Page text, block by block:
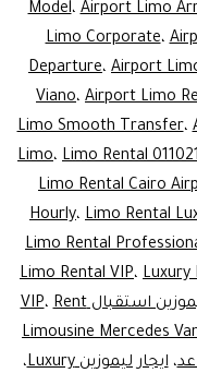
Viano
7
for
VIP
&
Model،Airport Limo
Limo Corporate،
Departure، Airport
Viano، Airport Limo
Limo Smooth Transfer،
Limo، Limo Rental
Limo Rental Cairo
Hourly، Limo Rental
Limo Rental
Limo Rental VIP، Luxury
،Rent
Limousine Mercedes
،ايجار ليموزين Luxury
،